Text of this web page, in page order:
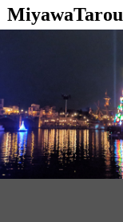
MiyawaTarou